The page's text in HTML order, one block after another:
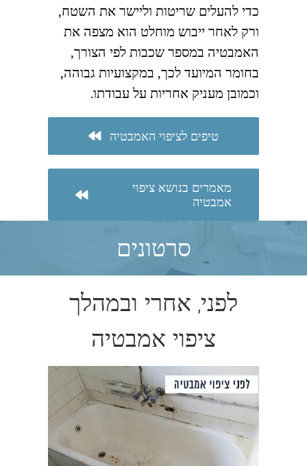
כדי להעלים שריטות וליישר את השטח,
ורק לאחר ייבוש מוחלט הוא מצפה את
האמבטיה במספר שכבות לפי הצורך,
בחומר המיועד לכך, במקצועיות גבוהה,
וכמובן מעניק אחריות על עבודתו.
טיפים לציפוי האמבטיה
מאמרים בנושא ציפוי
אמבטיה
סרטונים
לפני, אחרי ובמהלך
ציפוי אמבטיה